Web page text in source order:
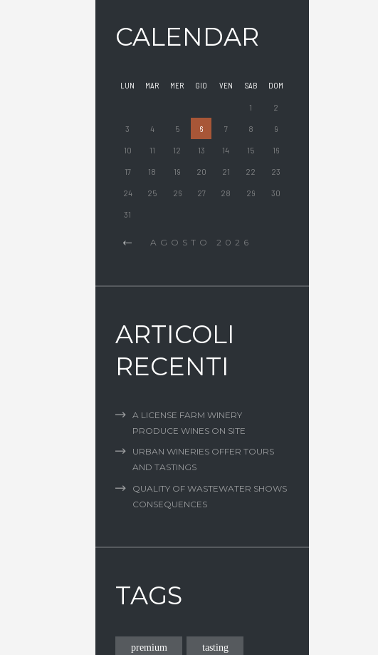
CALENDAR
LUN MAR MER GIO VEN SAB DOM
1 2
3 4 5 6 7 8 9
10 11 12 13 14 15 16
17 18 19 20 21 22 23
24 25 26 27 28 29 30
31
AGOSTO 2026
ARTICOLI
RECENTI
A LICENSE FARM WINERY
PRODUCE WINES ON SITE
URBAN WINERIES OFFER TOURS
AND TASTINGS
QUALITY OF WASTEWATER SHOWS
CONSEQUENCES
TAGS
premium tasting